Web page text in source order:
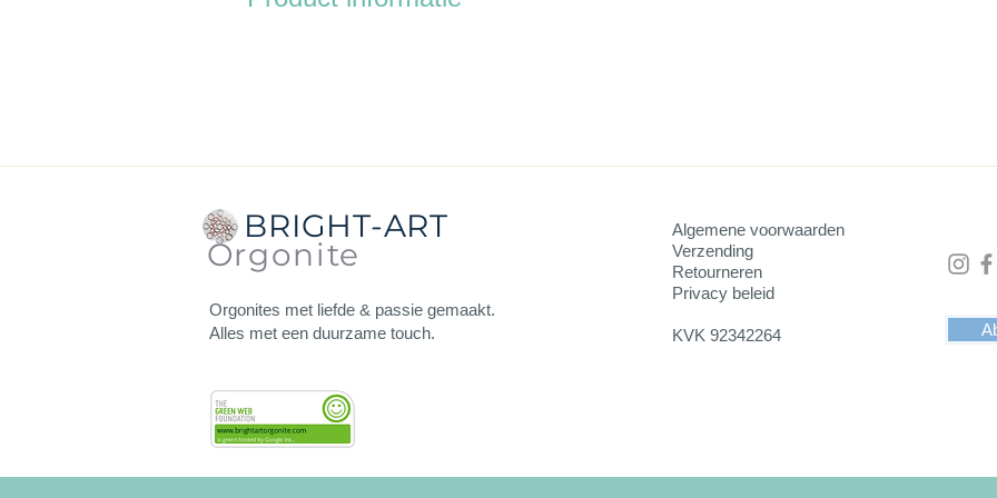
wilt opladen, vitaliseren en voorzien van positieve energie.
BRIGHT-ART
Orgonite
Orgonites met liefde & passie gemaakt.
Alles met een duurzame touch.
Algemene voorwaarden
Verzending
Retourneren
Privacy beleid
KVK 92342264